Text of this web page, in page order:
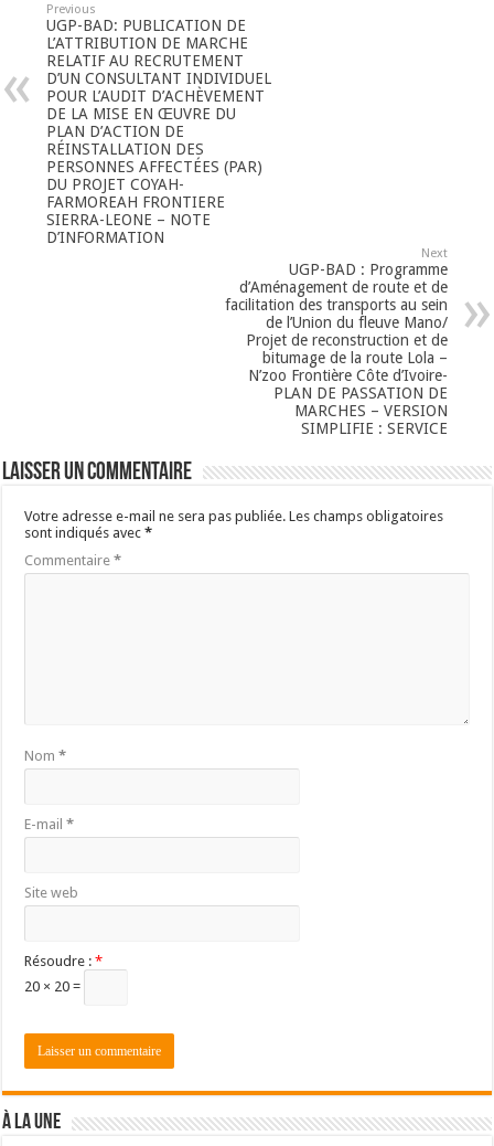
Previous
UGP-BAD: PUBLICATION DE
L’ATTRIBUTION DE MARCHE
RELATIF AU RECRUTEMENT
D’UN CONSULTANT INDIVIDUEL
POUR L’AUDIT D’ACHÈVEMENT
DE LA MISE EN ŒUVRE DU
PLAN D’ACTION DE
RÉINSTALLATION DES
PERSONNES AFFECTÉES (PAR)
DU PROJET COYAH-
FARMOREAH FRONTIERE
SIERRA-LEONE – NOTE
D’INFORMATION
Next
UGP-BAD : Programme
d’Aménagement de route et de
facilitation des transports au sein
de l’Union du fleuve Mano/
Projet de reconstruction et de
bitumage de la route Lola –
N’zoo Frontière Côte d’Ivoire-
PLAN DE PASSATION DE
MARCHES – VERSION
SIMPLIFIE : SERVICE
Laisser un commentaire
Votre adresse e-mail ne sera pas publiée. Les champs obligatoires
sont indiqués avec*
Commentaire*
Nom*
E-mail*
Site web
Résoudre :*
20 × 20 =
À LA UNE